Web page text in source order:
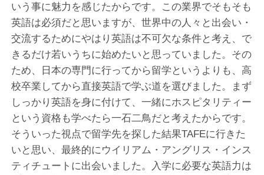
いう事に魅力を感じたからです。この業界でそもそも
英語は必須だと思いますが、世界中の人々と出会い・
交流するためにやはり英語は不可欠な条件と考え、で
きるだけ若いうちに始めたいと思っていました。その
ため、日本の専門に行ってから留学というよりも、高
校卒業してから直接英語で学ぶ道を選びました。まず
しっかり英語を身に付けて、一緒にホスピタリティー
という資格も学べたら一石二鳥だと考えたからです。
そういった視点で留学先を探した結果TAFEに行きた
いと思い、最終的にウイリアム・アングリス・インス
ティチュー­トに出会いました。入学に必要な英語力は